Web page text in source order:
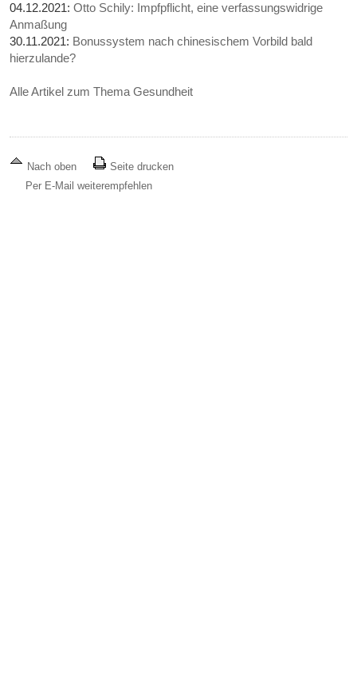
04.12.2021:Otto Schily: Impfpflicht, eine verfassungswidrige
Anmaßung
30.11.2021: Bonussystem nach chinesischem Vorbild bald
hierzulande?
Alle Artikel zum Thema Gesundheit
Nach oben
Seite drucken
Per E-Mail weiterempfehlen